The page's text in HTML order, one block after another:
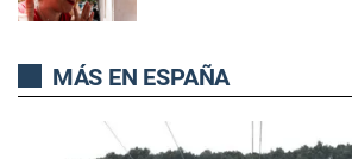
MÁS EN ESPAÑA